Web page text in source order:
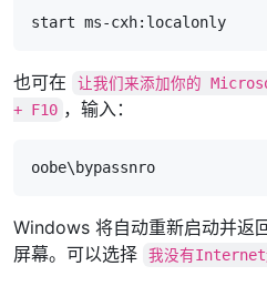
start ms-cxh:localonly
也可在 让我们来添加你的
+ F10 ，输入：
oobe\bypassnro
Windows 将自动重新启动并返
屏幕。可以选择 我没有Internet